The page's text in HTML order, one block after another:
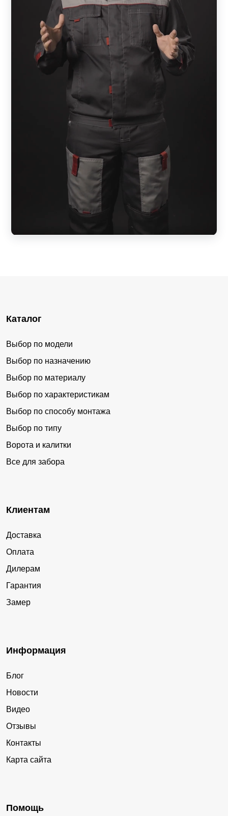
Каталог
Выбор по модели
Выбор по назначению
Выбор по материалу
Выбор по характеристикам
Выбор по способу монтажа
Выбор по типу
Ворота и калитки
Все для забора
Клиентам
Доставка
Оплата
Дилерам
Гарантия
Замер
Информация
Блог
Новости
Видео
Отзывы
Контакты
Карта сайта
Помощь